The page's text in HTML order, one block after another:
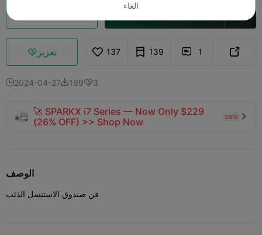
تعزيز 137 139  1 
2024-04-271993
🚀 SPARKX i7 Series — Now Only $229
(26% OFF) >> Shop Now
sale 
الوصف
فن صندوق الاستنسل الذئب
الغاء